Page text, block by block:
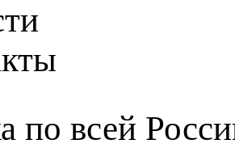
по всей